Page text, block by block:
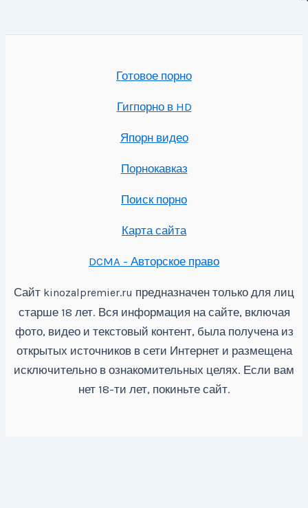
Готовое порно
Гигпорно в HD
Япорн видео
Порнокавказ
Поиск порно
Карта сайта
DCMA - Авторское право
Сайт kinozalpremier.ru предназначен только для лиц
старше 18 лет. Вся информация на сайте, включая
фото, видео и текстовый контент, была получена из
открытых источников в сети Интернет и размещена
исключительно в ознакомительных целях. Если вам
нет 18-ти лет, покиньте сайт.